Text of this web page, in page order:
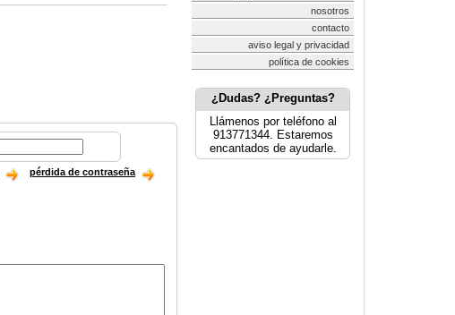
pérdida de contraseña
nosotros
contacto
aviso legal y privacidad
política de cookies
¿Dudas? ¿Preguntas?
Llámenos por teléfono al
913771344. Estaremos
encantados de ayudarle.